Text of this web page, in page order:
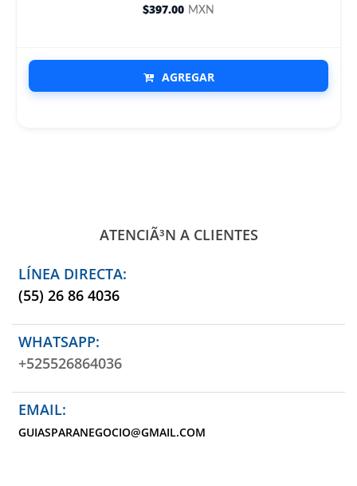
$397.00 MXN
AGREGAR
ATENCIÃ³N A CLIENTES
LÍNEA DIRECTA:
(55) 26 86 4036
WHATSAPP:
+525526864036
EMAIL:
GUIASPARANEGOCIO@GMAIL.COM